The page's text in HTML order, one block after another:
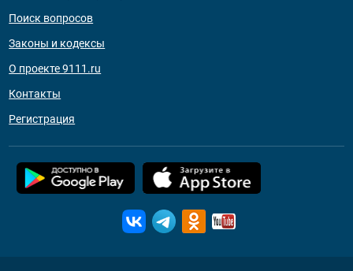
Поиск вопросов
Законы и кодексы
О проекте 9111.ru
Контакты
Регистрация